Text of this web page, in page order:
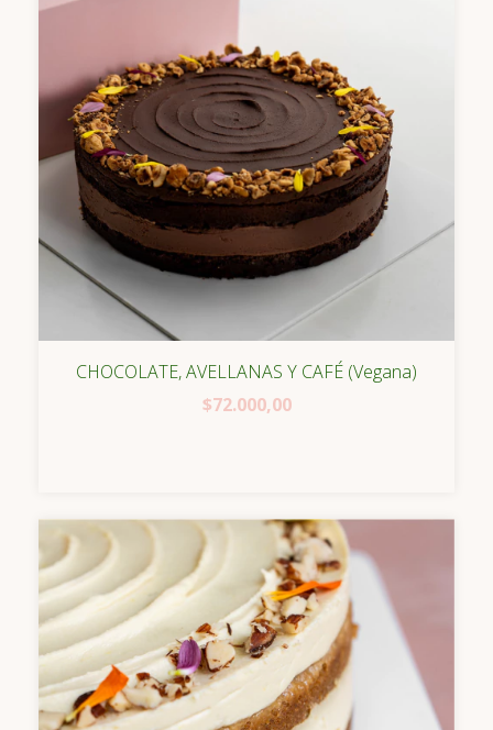
CHOCOLATE, AVELLANAS Y CAFÉ (Vegana)
$72.000,00